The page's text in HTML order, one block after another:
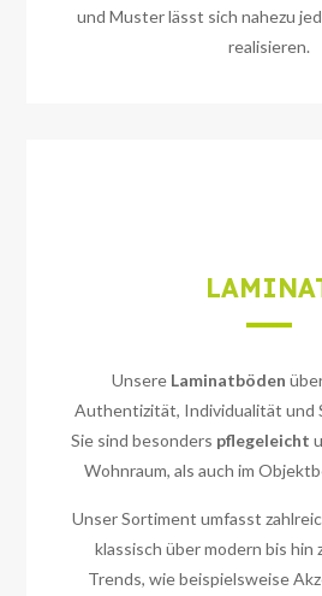
und Muster lässt sich nahezu
realisieren.
Unsere Laminatböden
Authentizität, Individualität und
Sie sind besonders pflegeleicht
Wohnraum, als auch im
Unser Sortiment umfasst
klassisch über modern bis hin
Trends, wie beispielsweise